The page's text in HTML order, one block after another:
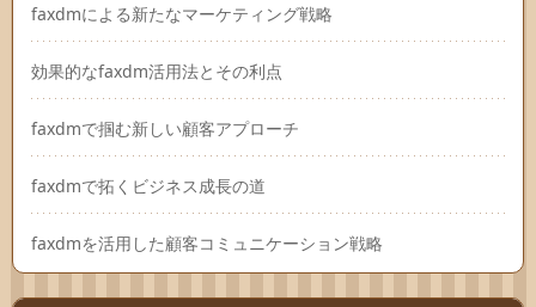
faxdmによる新たなマーケティング戦略
効果的なfaxdm活用法とその利点
faxdmで掴む新しい顧客アプローチ
faxdmで拓くビジネス成長の道
faxdmを活用した顧客コミュニケーション戦略